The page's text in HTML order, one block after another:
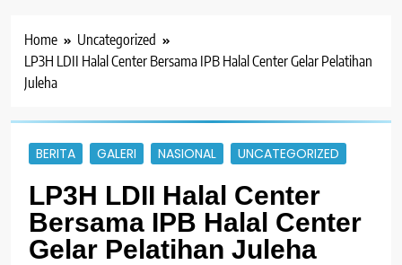
Home
Uncategorized
LP3H LDII Halal Center Bersama IPB Halal Center Gelar Pelatihan
Juleha
BERITA GALERI NASIONAL UNCATEGORIZED
LP3H LDII Halal Center
Bersama IPB Halal Center
Gelar Pelatihan Juleha